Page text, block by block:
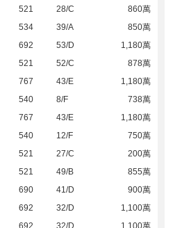
521 28/C
860萬
534 39/A
850萬
692 53/D
1,180萬
521 52/C
878萬
767 43/E
1,180萬
540 8/F
738萬
767 43/E
1,180萬
540 12/F
750萬
521 27/C
200萬
521 49/B
855萬
690 41/D
900萬
692 32/D
1,100萬